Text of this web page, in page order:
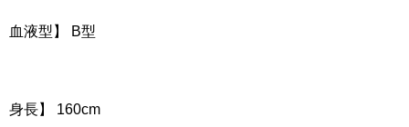
血液型】 B型
身長】 160cm